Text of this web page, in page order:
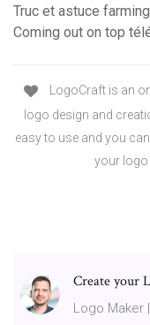
Truc et astuce
Coming out on top
LogoCraft is an
logo design and
easy to use and you
your logo
Create your
Logo Maker